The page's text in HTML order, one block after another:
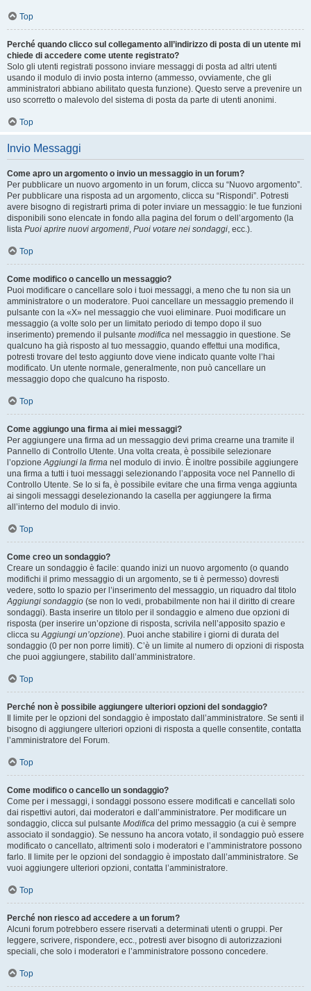
Top
Perché quando clicco sul collegamento all’indirizzo di posta di un utente mi
chiede di accedere come utente registrato?
Solo gli utenti registrati possono inviare messaggi di posta ad altri utenti
usando il modulo di invio posta interno (ammesso, ovviamente, che gli
amministratori abbiano abilitato questa funzione). Questo serve a prevenire un
uso scorretto o malevolo del sistema di posta da parte di utenti anonimi.
Top
Invio Messaggi
Come apro un argomento o invio un messaggio in un forum?
Per pubblicare un nuovo argomento in un forum, clicca su “Nuovo argomento”.
Per pubblicare una risposta ad un argomento, clicca su “Rispondi”. Potresti
avere bisogno di registrarti prima di poter inviare un messaggio: le tue funzioni
disponibili sono elencate in fondo alla pagina del forum o dell’argomento (la
lista Puoi aprire nuovi argomenti, Puoi votare nei sondaggi, ecc.).
Top
Come modifico o cancello un messaggio?
Puoi modificare o cancellare solo i tuoi messaggi, a meno che tu non sia un
amministratore o un moderatore. Puoi cancellare un messaggio premendo il
pulsante con la «X» nel messaggio che vuoi eliminare. Puoi modificare un
messaggio (a volte solo per un limitato periodo di tempo dopo il suo
inserimento) premendo il pulsante modifica nel messaggio in questione. Se
qualcuno ha già risposto al tuo messaggio, quando effettui una modifica,
potresti trovare del testo aggiunto dove viene indicato quante volte l’hai
modificato. Un utente normale, generalmente, non può cancellare un
messaggio dopo che qualcuno ha risposto.
Top
Come aggiungo una firma ai miei messaggi?
Per aggiungere una firma ad un messaggio devi prima crearne una tramite il
Pannello di Controllo Utente. Una volta creata, è possibile selezionare
l’opzioneAggiungi la firma nel modulo di invio. È inoltre possibile aggiungere
una firma a tutti i tuoi messaggi selezionando l’apposita voce nel Pannello di
Controllo Utente. Se lo si fa, è possibile evitare che una firma venga aggiunta
ai singoli messaggi deselezionando la casella per aggiungere la firma
all’interno del modulo di invio.
Top
Come creo un sondaggio?
Creare un sondaggio è facile: quando inizi un nuovo argomento (o quando
modifichi il primo messaggio di un argomento, se ti è permesso) dovresti
vedere, sotto lo spazio per l’inserimento del messaggio, un riquadro dal titolo
Aggiungi sondaggio (se non lo vedi, probabilmente non hai il diritto di creare
sondaggi). Basta inserire un titolo per il sondaggio e almeno due opzioni di
risposta (per inserire un’opzione di risposta, scrivila nell’apposito spazio e
clicca suAggiungi un’opzione). Puoi anche stabilire i giorni di durata del
sondaggio (0 per non porre limiti). C’è un limite al numero di opzioni di risposta
che puoi aggiungere, stabilito dall’amministratore.
Top
Perché non è possibile aggiungere ulteriori opzioni del sondaggio?
Il limite per le opzioni del sondaggio è impostato dall’amministratore. Se senti il
bisogno di aggiungere ulteriori opzioni di risposta a quelle consentite, contatta
l’amministratore del Forum.
Top
Come modifico o cancello un sondaggio?
Come per i messaggi, i sondaggi possono essere modificati e cancellati solo
dai rispettivi autori, dai moderatori e dall’amministratore. Per modificare un
sondaggio, clicca sul pulsante Modifica del primo messaggio (a cui è sempre
associato il sondaggio). Se nessuno ha ancora votato, il sondaggio può essere
modificato o cancellato, altrimenti solo i moderatori e l’amministratore possono
farlo. Il limite per le opzioni del sondaggio è impostato dall’amministratore. Se
vuoi aggiungere ulteriori opzioni, contatta l’amministratore.
Top
Perché non riesco ad accedere a un forum?
Alcuni forum potrebbero essere riservati a determinati utenti o gruppi. Per
leggere, scrivere, rispondere, ecc., potresti aver bisogno di autorizzazioni
speciali, che solo i moderatori e l’amministratore possono concedere.
Top